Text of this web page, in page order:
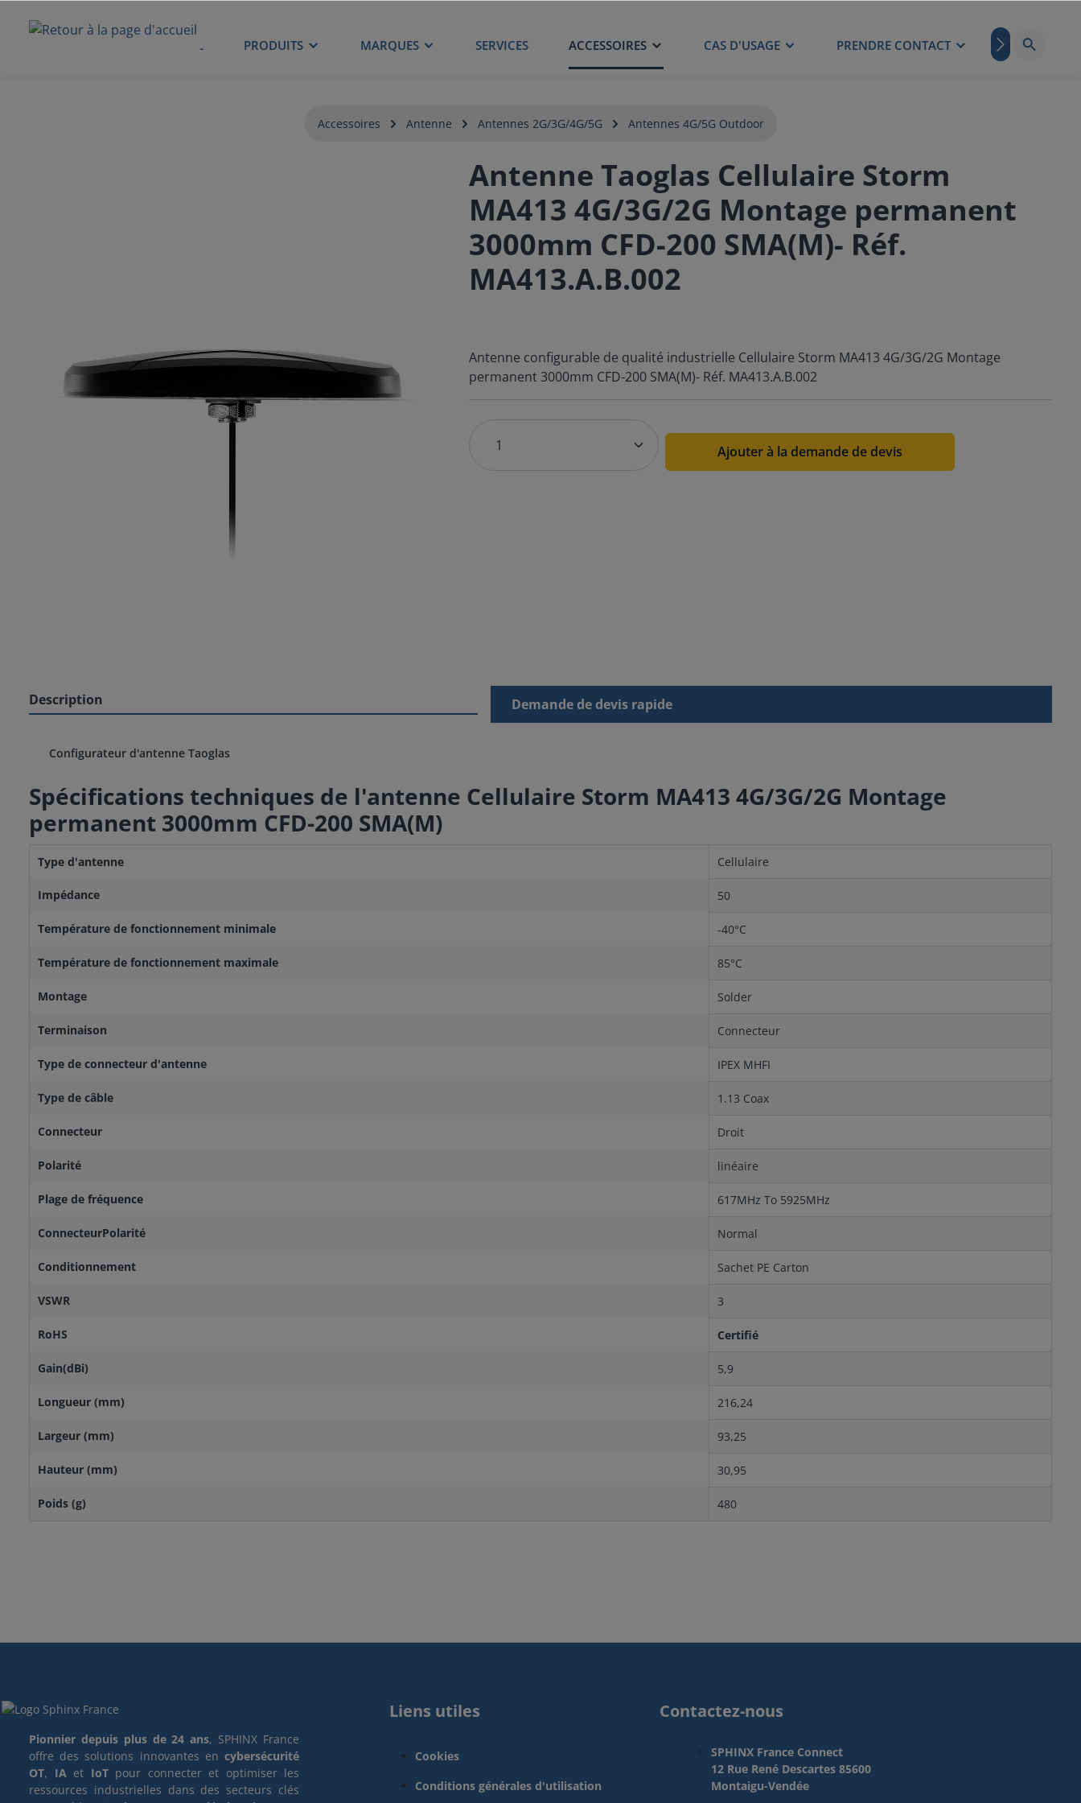
ACCUEIL PRODUITS MARQUES SERVICES ACCESSOIRES CAS D'USAGE PRENDRE CONTACT BLOG
Accessoires Antenne Antennes 2G/3G/4G/5G Antennes 4G/5G Outdoor
Antenne Taoglas Cellulaire Storm
MA413 4G/3G/2G Montage permanent
3000mm CFD-200 SMA(M)- Réf.
MA413.A.B.002
Antenne configurable de qualité industrielle Cellulaire Storm MA413 4G/3G/2G Montage
permanent 3000mm CFD-200 SMA(M)- Réf. MA413.A.B.002
Ajouter à la demande de devis
Description Demande de devis rapide
Configurateur d'antenne Taoglas
Spécifications techniques de l'antenne Cellulaire Storm MA413 4G/3G/2G Montage
permanent 3000mm CFD-200 SMA(M)
Type d'antenne Cellulaire
Impédance 50
Température de fonctionnement minimale -40°C
Température de fonctionnement maximale 85°C
Montage Solder
Terminaison Connecteur
Type de connecteur d'antenne IPEX MHFI
Type de câble 1.13 Coax
Connecteur Droit
Polarité linéaire
Plage de fréquence 617MHz To 5925MHz
ConnecteurPolarité Normal
Conditionnement Sachet PE Carton
VSWR 3
RoHS Certifié
Gain(dBi) 5,9
Longueur (mm) 216,24
Largeur (mm) 93,25
Hauteur (mm) 30,95
Poids (g) 480
Pionnier depuis plus de 24 ans, SPHINX France
offre des solutions innovantes en cybersécurité
OT, IA et IoT pour connecter et optimiser les
ressources industrielles dans des secteurs clés
Liens utiles
Cookies
Conditions générales d'utilisation
Contactez-nous
SPHINX France Connect
12 Rue René Descartes 85600
Montaigu-Vendée